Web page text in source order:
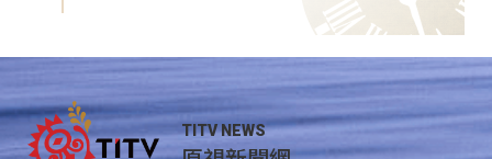
TITV NEWS